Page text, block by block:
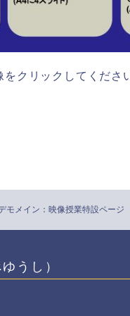
をクリックしてくださ
モメイン：映像授業特設ページ
うし）